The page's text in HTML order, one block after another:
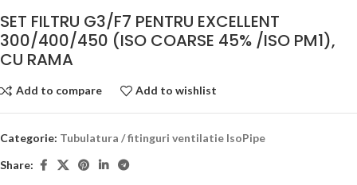
SET FILTRU G3/F7 PENTRU EXCELLENT
300/400/450 (ISO COARSE 45% /ISO PM1),
CU RAMA
Add to compare Add to wishlist
Categorie: Tubulatura / fitinguri ventilatie IsoPipe
Share: